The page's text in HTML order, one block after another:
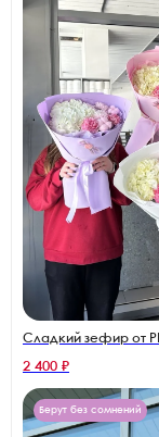
Сладкий зефир от
2 400 ₽
Берут без сомнений